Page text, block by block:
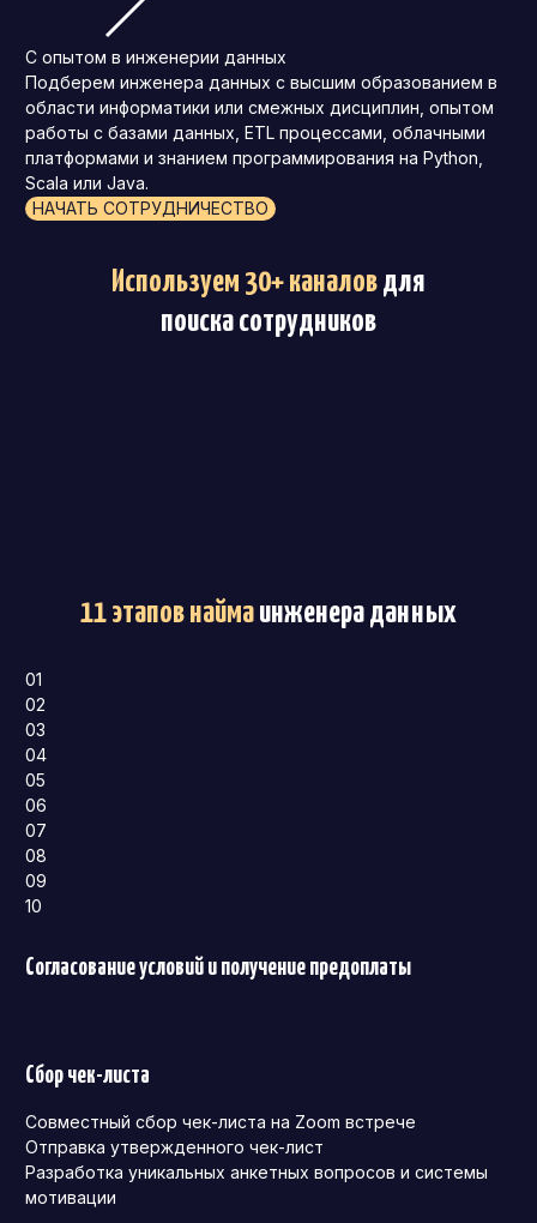
С опытом в инженерии данных
Подберем инженера данных с высшим образованием в
области информатики или смежных дисциплин, опытом
работы с базами данных, ETL процессами, облачными
платформами и знанием программирования на Python,
Scala или Java.
НАЧАТЬ СОТРУДНИЧЕСТВО
Используем 30+ каналовдля
поиска сотрудников
11 этапов наймаинженера данных
01
02
03
04
05
06
07
08
09
10
Согласование условий и получение предоплаты
Сбор чек-листа
Совместный сбор чек-листа на Zoom встрече
Отправка утвержденного чек-лист
Разработка уникальных анкетных вопросов и системы
мотивации